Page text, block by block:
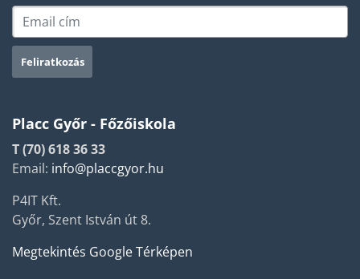
Placc Győr - Főzőiskola
T (70) 618 36 33
Email: info@placcgyor.hu
P4IT Kft.
Győr, Szent István út 8.
Megtekintés Google Térképen